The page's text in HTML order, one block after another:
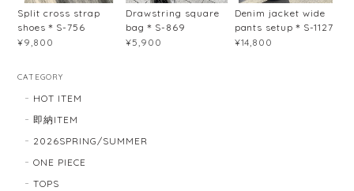
Split cross strap
shoes＊S-756
¥9,800
Drawstring square
bag＊S-869
¥5,900
Denim jacket wide
pants setup＊S-1127
¥14,800
CATEGORY
HOT ITEM
即納ITEM
2026SPRING/SUMMER
ONE PIECE
TOPS